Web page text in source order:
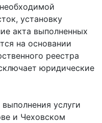
установку
акта выполненных
на основании
реестра
юридические
услуги
и Чеховском